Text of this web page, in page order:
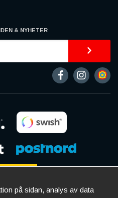
& NYHETER
på sidan, analys av data